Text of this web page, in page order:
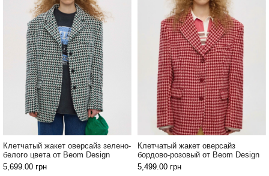
Клетчатый жакет оверсайз зелено-
белого цвета от Beom Design
5,699.00 грн
Клетчатый жакет оверсайз
бордово-розовый от Beom Design
5,499.00 грн